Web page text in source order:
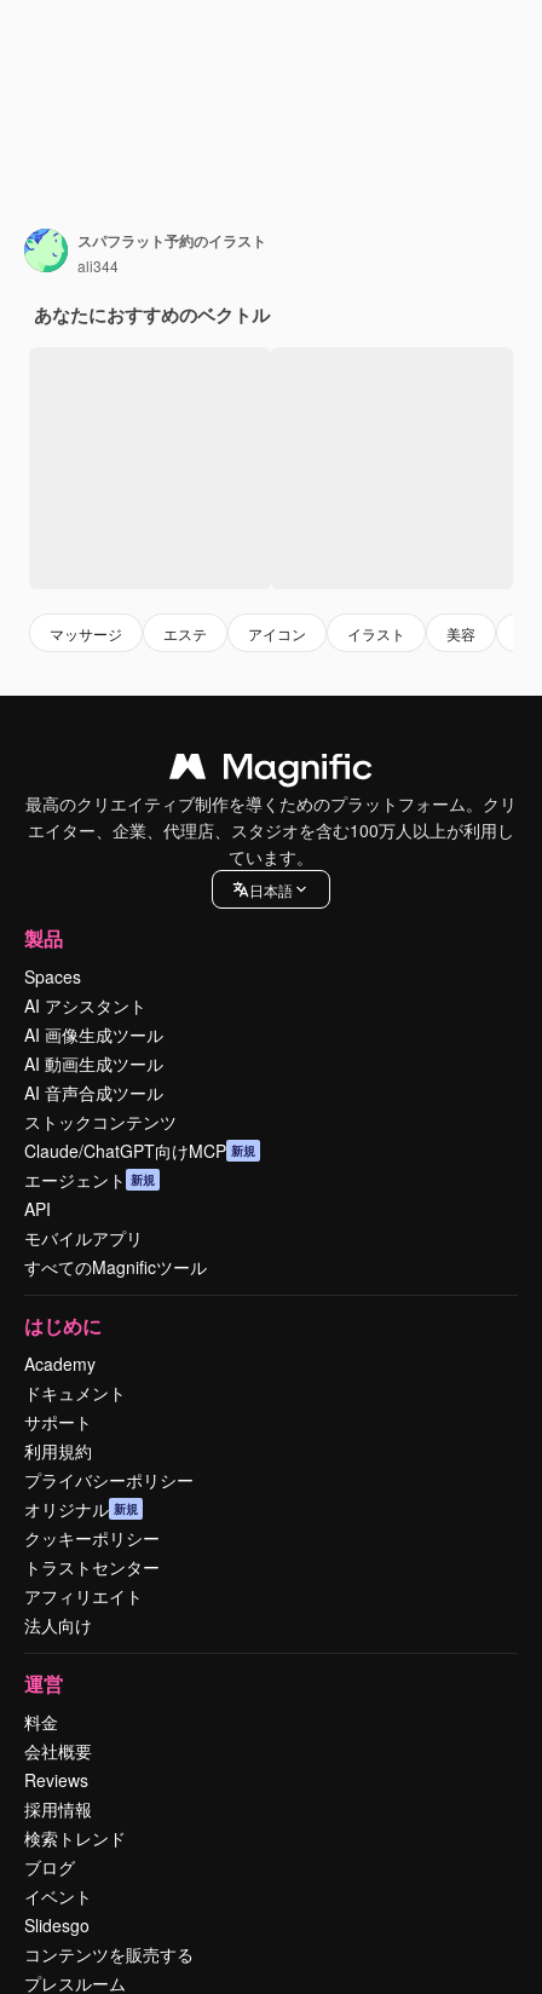
スパフラット予約のイラスト
ali344
あなたにおすすめのベクトル
マッサージ エステ アイコン イラスト 美容
最高のクリエイティブ制作を導くためのプラットフォーム。クリ
エイター、企業、代理店、スタジオを含む100万人以上が利用し
ています。
日本語
製品
Spaces
AI アシスタント
AI 画像生成ツール
AI 動画生成ツール
AI 音声合成ツール
ストックコンテンツ
Claude/ChatGPT向けMCP 新規
エージェント 新規
API
モバイルアプリ
すべてのMagnificツール
はじめに
Academy
ドキュメント
サポート
利用規約
プライバシーポリシー
オリジナル 新規
クッキーポリシー
トラストセンター
アフィリエイト
法人向け
運営
料金
会社概要
Reviews
採用情報
検索トレンド
ブログ
イベント
Slidesgo
コンテンツを販売する
プレスルーム